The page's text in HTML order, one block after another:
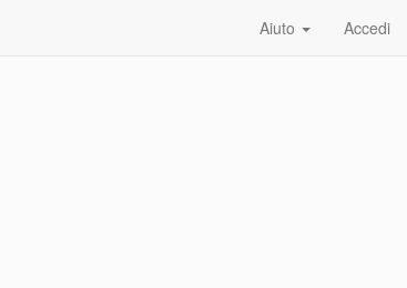
Aiuto Accedi